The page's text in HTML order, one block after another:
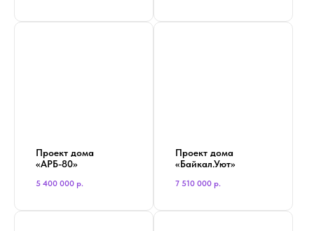
Проект дома
«АРБ-80»
5 400 000 р.
Проект дома
«Байкал.Уют»
7 510 000 р.